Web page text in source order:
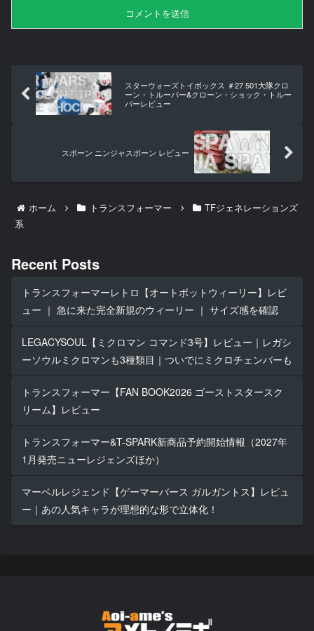
スターウォーズトイボックス ＃27 501大隊クロ
ーン・トルーパー&クローン・ショック・トルー
パーレビュー
スポーン ニンジャスポーン レビュー
ホーム トランスフォーマー
TFジェネレーションズ
系
Recent Posts
トランスフォーマーレトロ【オートボットウィーリー】レビ
ュー ｜ 急に来た完全新規のウィーリー ｜ サイズ感を確認
LEGACYSOUL【ミクロマン コマンド3号】レビュー｜レガシ
ーソウルミクロマンも3種類目｜ついでにミクロチェンバーも
トランスフォーマー【FAN BOOK2026 ゴーストスタースク
リーム】レビュー
トランスフォーマー&T-SPARK新商品予約開始情報（2027年
1月発売ニューレジェンズほか）
マーベルレジェンド【ゲーマーバース ガルガントス】レビュ
ー｜あの人気キャラが理想的な形で立体化！